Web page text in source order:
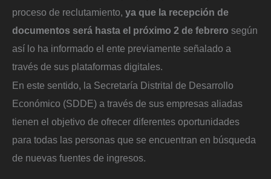
proceso de reclutamiento, ya que la recepción de
documentos será hasta el próximo 2 de febrero según
así lo ha informado el ente previamente señalado a
través de sus plataformas digitales.
En este sentido, la Secretaría Distrital de Desarrollo
Económico (SDDE) a través de sus empresas aliadas
tienen el objetivo de ofrecer diferentes oportunidades
para todas las personas que se encuentran en búsqueda
de nuevas fuentes de ingresos.